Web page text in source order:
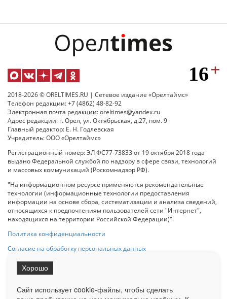
2018-2026 © ORELTIMES.RU | Сетевое издание «Орелтаймс»
Телефон редакции: +7 (4862) 48-82-92
Электронная почта редакции: oreltimes@yandex.ru
Адрес редакции: г. Орел, ул. Октябрьская, д.27, пом. 9
Главный редактор: Е. Н. Годлевская
Учредитель: ООО «Орелтаймс»
Регистрационный номер: ЭЛ ФС77-73833 от 19 октября 2018 года
выдано Федеральной службой по надзору в сфере связи, технологий
и массовых коммуникаций (Роскомнадзор РФ).
"На информационном ресурсе применяются рекомендательные
технологии (информационные технологии предоставления
информации на основе сбора, систематизации и анализа сведений,
относящихся к предпочтениям пользователей сети "Интернет",
находящихся на территории Российской Федерации)".
Политика конфиденциальности
Согласие на обработку персональных данных
на Сетевое издание «ОрелТаймс» обязательна.
Сайт использует cookie-файлы, чтобы сделать
Хорошо